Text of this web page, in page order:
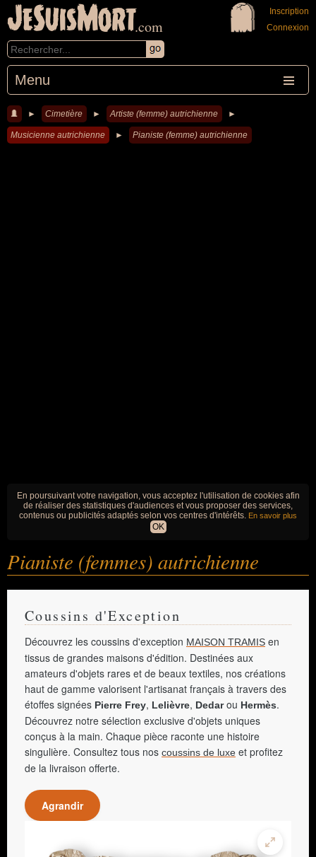
JeSuisMort.com
Menu
Inscription
Connexion
► Cimetière ► Artiste (femme) autrichienne ►
Musicienne autrichienne ► Pianiste (femme) autrichienne
En poursuivant votre navigation, vous acceptez l'utilisation de cookies afin
de réaliser des statistiques d'audiences et vous proposer des services,
contenus ou publicités adaptés selon vos centres d'intérêts. En savoir plus
OK
Pianiste (femmes) autrichienne
Coussins d'Exception
Découvrez les coussins d'exception MAISON TRAMIS en
tissus de grandes maisons d'édition. Destinées aux
amateurs d'objets rares et de beaux textiles, nos créations
haut de gamme valorisent l'artisanat français à travers des
étoffes signées Pierre Frey, Lelièvre, Dedarou Hermès.
Découvrez notre sélection exclusive d'objets uniques
conçus à la main. Chaque pièce raconte une histoire
singulière. Consultez tous nos coussins de luxe et profitez
de la livraison offerte.
Agrandir